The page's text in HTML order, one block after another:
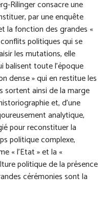
Rilinger consacre une
par une enquête
la fonction des grandes «
politiques qui se
les mutations, elle
balisent toute l’époque
dense » qui en restitue les
sortent ainsi de la marge
et, d’une
analytique,
pour reconstituer la
politique complexe,
« l’Etat » et la «
politique de la présence
cérémonies sont la